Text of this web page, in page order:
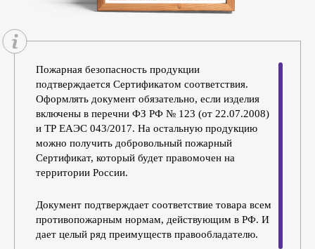
Пожарная безопасность продукции
подтверждается Сертификатом соответствия.
Оформлять документ обязательно, если изделия
включены в перечни ФЗ РФ № 123 (от 22.07.2008)
и ТР ЕАЭС 043/2017. На остальную продукцию
можно получить добровольный пожарный
Сертификат, который будет правомочен на
территории России.
Документ подтверждает соответствие товара всем
противопожарным нормам, действующим в РФ. И
дает целый ряд преимуществ правообладателю.